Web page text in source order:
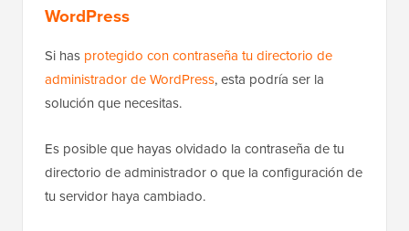
WordPress
Si has protegido con contraseña tu directorio de
administrador de WordPress, esta podría ser la
solución que necesitas.
Es posible que hayas olvidado la contraseña de tu
directorio de administrador o que la configuración de
tu servidor haya cambiado.